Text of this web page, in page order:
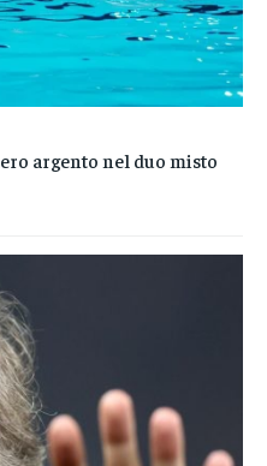
argento nel duo misto